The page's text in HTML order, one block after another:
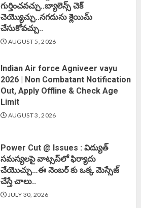
గుర్తించవచ్చు..బ్యాలెన్స్ చెక్
చెయ్యొచ్చు..నగదును క్లెయిమ్
చేసుకోవచ్చు..
AUGUST 5, 2026
Indian Air force Agniveer vayu
2026 | Non Combatant Notification
Out, Apply Offline & Check Age
Limit
AUGUST 3, 2026
Power Cut @ Issues : విద్యుత్
సమస్యలపై వాట్సప్‌లో ఫిర్యాదు
చేయొచ్చు…ఈ నెంబర్ కు ఒక్క మెస్సేజ్
చేస్తే చాలు..
JULY 30, 2026